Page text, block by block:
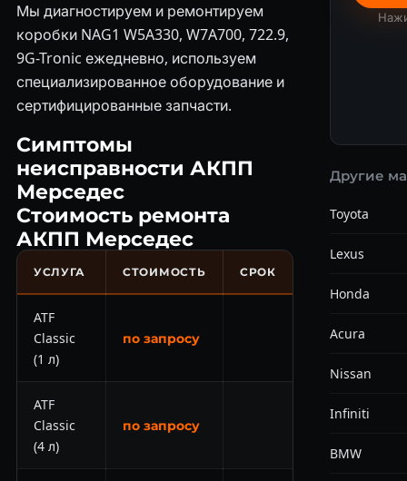
Мы диагностируем и ремонтируем
коробки NAG1 W5A330, W7A700, 722.9,
9G-Tronic ежедневно, используем
специализированное оборудование и
сертифицированные запчасти.
Симптомы
неисправности АКПП
Мерседес
Стоимость ремонта
АКПП Мерседес
УСЛУГА СТОИМОСТЬ СРОК
ATF
Classic
(1 л)
по запросу
ATF
Classic
(4 л)
по запросу
Другие
Toyota
Lexus
Honda
Acura
Nissan
Infiniti
BMW